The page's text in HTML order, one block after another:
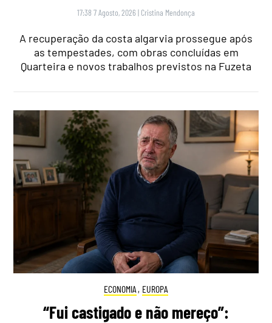
17:38 7 Agosto, 2026 | Cristina Mendonça
A recuperação da costa algarvia prossegue após
as tempestades, com obras concluídas em
Quarteira e novos trabalhos previstos na Fuzeta
ECONOMIA , EUROPA
“Fui castigado e não mereço”: